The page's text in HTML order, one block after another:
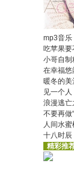
mp3音乐
吃苹果
小哥自制
在幸福悠
暖冬的美
见一个
浪漫逃亡
不要再做
人间水
十八时辰
精彩推